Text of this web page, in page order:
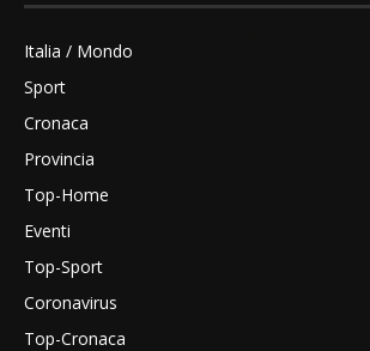
Italia / Mondo
Sport
Cronaca
Provincia
Top-Home
Eventi
Top-Sport
Coronavirus
Top-Cronaca